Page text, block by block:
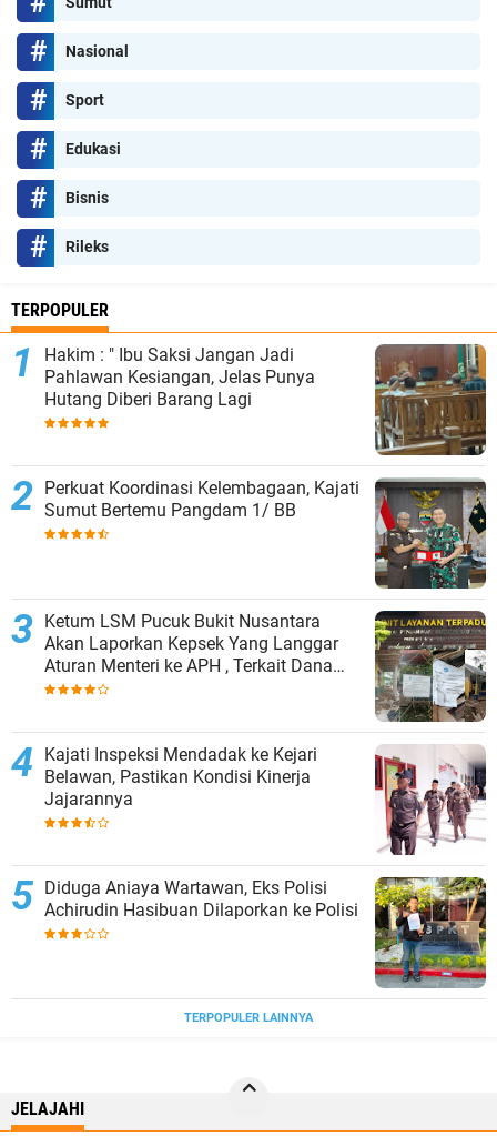
Nasional
Sport
Edukasi
Bisnis
Rileks
TERPOPULER
Hakim : " Ibu Saksi Jangan Jadi
Pahlawan Kesiangan, Jelas Punya
Hutang Diberi Barang Lagi
Perkuat Koordinasi Kelembagaan, Kajati
Sumut Bertemu Pangdam 1/ BB
Ketum LSM Pucuk Bukit Nusantara
Akan Laporkan Kepsek Yang Langgar
Aturan Menteri ke APH , Terkait Dana
Revitalisasi Sekolah
Kajati Inspeksi Mendadak ke Kejari
Belawan, Pastikan Kondisi Kinerja
Jajarannya
Diduga Aniaya Wartawan, Eks Polisi
Achirudin Hasibuan Dilaporkan ke Polisi
TERPOPULER LAINNYA
JELAJAHI